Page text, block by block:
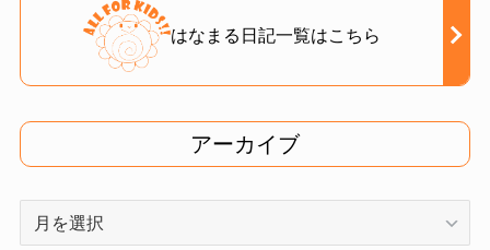
はなまる日記一覧はこちら
アーカイブ